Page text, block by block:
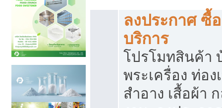
ลงประกาศ ซื้
บริการ
โปรโมทสินค้า
พระเครื่อง ท่อง
สำอาง เสื้อผ้า